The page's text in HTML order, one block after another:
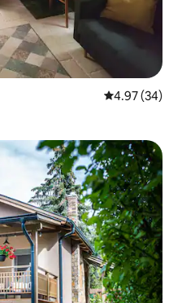
平均评分
4.97 (34)